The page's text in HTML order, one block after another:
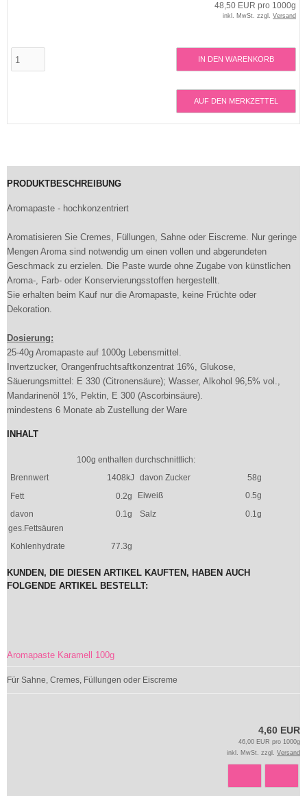
48,50 EUR pro 1000g
inkl. MwSt. zzgl. Versand
IN DEN WARENKORB
AUF DEN MERKZETTEL
PRODUKTBESCHREIBUNG
Aromapaste - hochkonzentriert
Aromatisieren Sie Cremes, Füllungen, Sahne oder Eiscreme. Nur geringe
Mengen Aroma sind notwendig um einen vollen und abgerundeten
Geschmack zu erzielen. Die Paste wurde ohne Zugabe von künstlichen
Aroma-, Farb- oder Konservierungsstoffen hergestellt.
Sie erhalten beim Kauf nur die Aromapaste, keine Früchte oder
Dekoration.
Dosierung:
25-40g Aromapaste auf 1000g Lebensmittel.
Invertzucker, Orangenfruchtsaftkonzentrat 16%, Glukose,
Säuerungsmittel: E 330 (Citronensäure); Wasser, Alkohol 96,5% vol.,
Mandarinenöl 1%, Pektin, E 300 (Ascorbinsäure).
mindestens 6 Monate ab Zustellung der Ware
INHALT
100g enthalten durchschnittlich:
Brennwert
1408kJ davon Zucker
58g
Fett
0.2g Eiweiß
0.5g
davon
ges.Fettsäuren
0.1g Salz 0.1g
Kohlenhydrate 77.3g
KUNDEN, DIE DIESEN ARTIKEL KAUFTEN, HABEN AUCH
FOLGENDE ARTIKEL BESTELLT:
Aromapaste Karamell 100g
Für Sahne, Cremes, Füllungen oder Eiscreme
4,60 EUR
46,00 EUR pro 1000g
inkl. MwSt. zzgl. Versand